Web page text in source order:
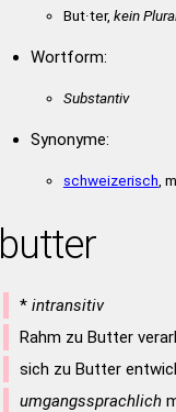
But·ter, kein
Wortform:
Substantiv
Synonyme:
schweizerisch ,
butter
* intransitiv
Rahm zu Butter
sich zu Butter
umgangssprachlich